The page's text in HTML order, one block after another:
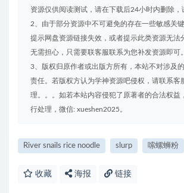
资源仅供阅读测试，请在下载后24小时内删除，
2、由于部分资源中不可避免的存在一些敏感关
提示网盘资源链接失效，或者提示此类资源无法
无需担心，只需要联客服联系为您补发资源即可。
3、版权归原作者或出版方所有，本站不对涉及
责任。若版权方认为学神资源吧侵权，请联系客
理。。。如若本站内容侵犯了原著者的合法权益
行处理，微信: xueshen2025。
River snails rice noodle slurp 嗦螺蛳粉
收藏 海报 链接